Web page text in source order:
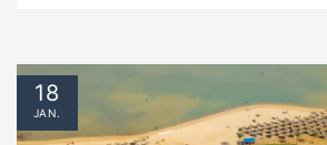
18
JAN.